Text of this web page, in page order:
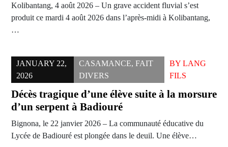
Kolibantang, 4 août 2026 – Un grave accident fluvial s’est
produit ce mardi 4 août 2026 dans l’après-midi à Kolibantang,
…
JANUARY 22,
2026
CASAMANCE, FAIT
DIVERS
BYLANG
FILS
Décès tragique d’une élève suite à la morsure
d’un serpent à Badiouré
Bignona, le 22 janvier 2026 – La communauté éducative du
Lycée de Badiouré est plongée dans le deuil. Une élève…